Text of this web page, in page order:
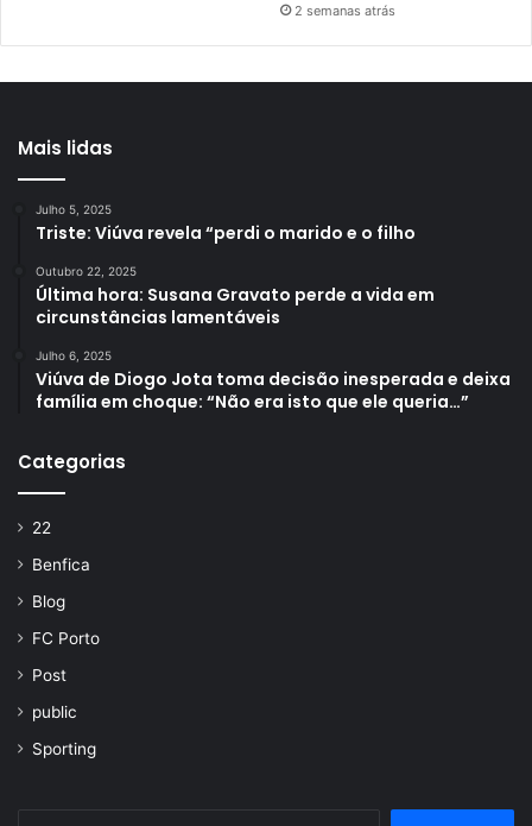
2 semanas atrás
Mais lidas
Julho 5, 2025
Triste: Viúva revela “perdi o marido e o filho
Outubro 22, 2025
Última hora: Susana Gravato perde a vida em
circunstâncias lamentáveis
Julho 6, 2025
Viúva de Diogo Jota toma decisão inesperada e deixa
família em choque: “Não era isto que ele queria…”
Categorias
22
Benfica
Blog
FC Porto
Post
public
Sporting